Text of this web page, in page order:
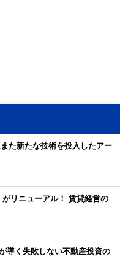
た新たな技術を投入したアー
がリニューアル！ 賃貸経営の
導く失敗しない不動産投資の